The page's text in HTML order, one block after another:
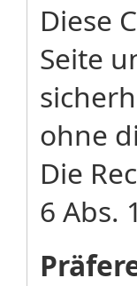
Diese
Seite
ohne
Die
6 Abs.